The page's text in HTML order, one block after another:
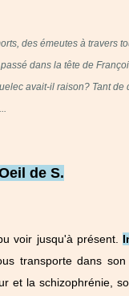
des émeutes à travers
dans la tête de
avait-il raison? Tant de
de S.
voir jusqu'à présent.
transporte dans son
et la schizophrénie,